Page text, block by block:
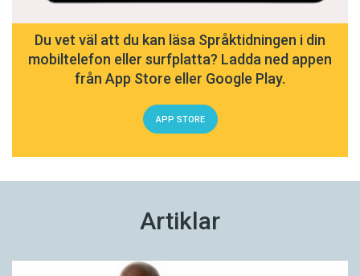
Du vet väl att du kan läsa Språktidningen i din
mobiltelefon eller surfplatta? Ladda ned appen
från App Store eller Google Play.
APP STORE
Artiklar